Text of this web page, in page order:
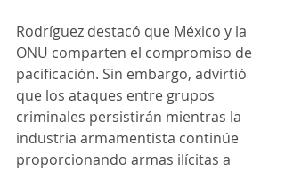
Rodríguez destacó que México y la
ONU comparten el compromiso de
pacificación. Sin embargo, advirtió
que los ataques entre grupos
criminales persistirán mientras la
industria armamentista continúe
proporcionando armas ilícitas a